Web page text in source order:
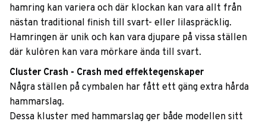
hamring kan variera och där klockan kan vara allt från
nästan traditional finish till svart- eller lilaspräcklig.
Hamringen är unik och kan vara djupare på vissa ställen
där kulören kan vara mörkare ända till svart.
Cluster Crash - Crash med effektegenskaper
Några ställen på cymbalen har fått ett gäng extra hårda
hammarslag.
Dessa kluster med hammarslag ger både modellen sitt